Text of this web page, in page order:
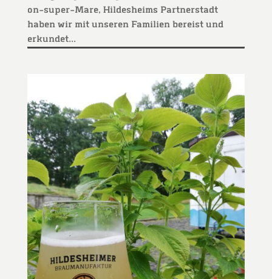
on-super-Mare, Hil­des­heims Part­ner­stadt
haben wir mit unse­ren Fami­li­en bereist und
erkundet…